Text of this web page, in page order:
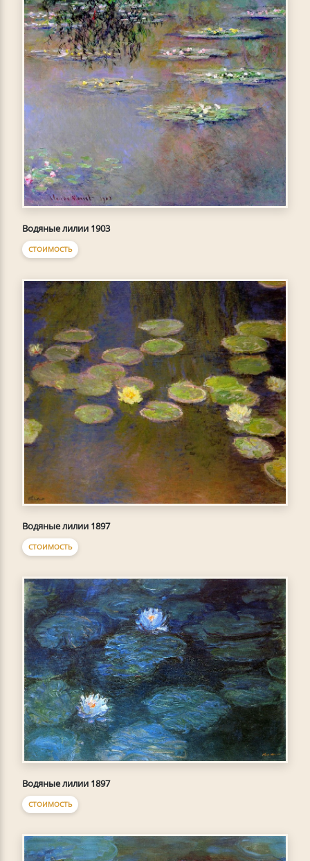
Водяные лилии 1903
СТОИМОСТЬ
Водяные лилии 1897
СТОИМОСТЬ
Водяные лилии 1897
СТОИМОСТЬ